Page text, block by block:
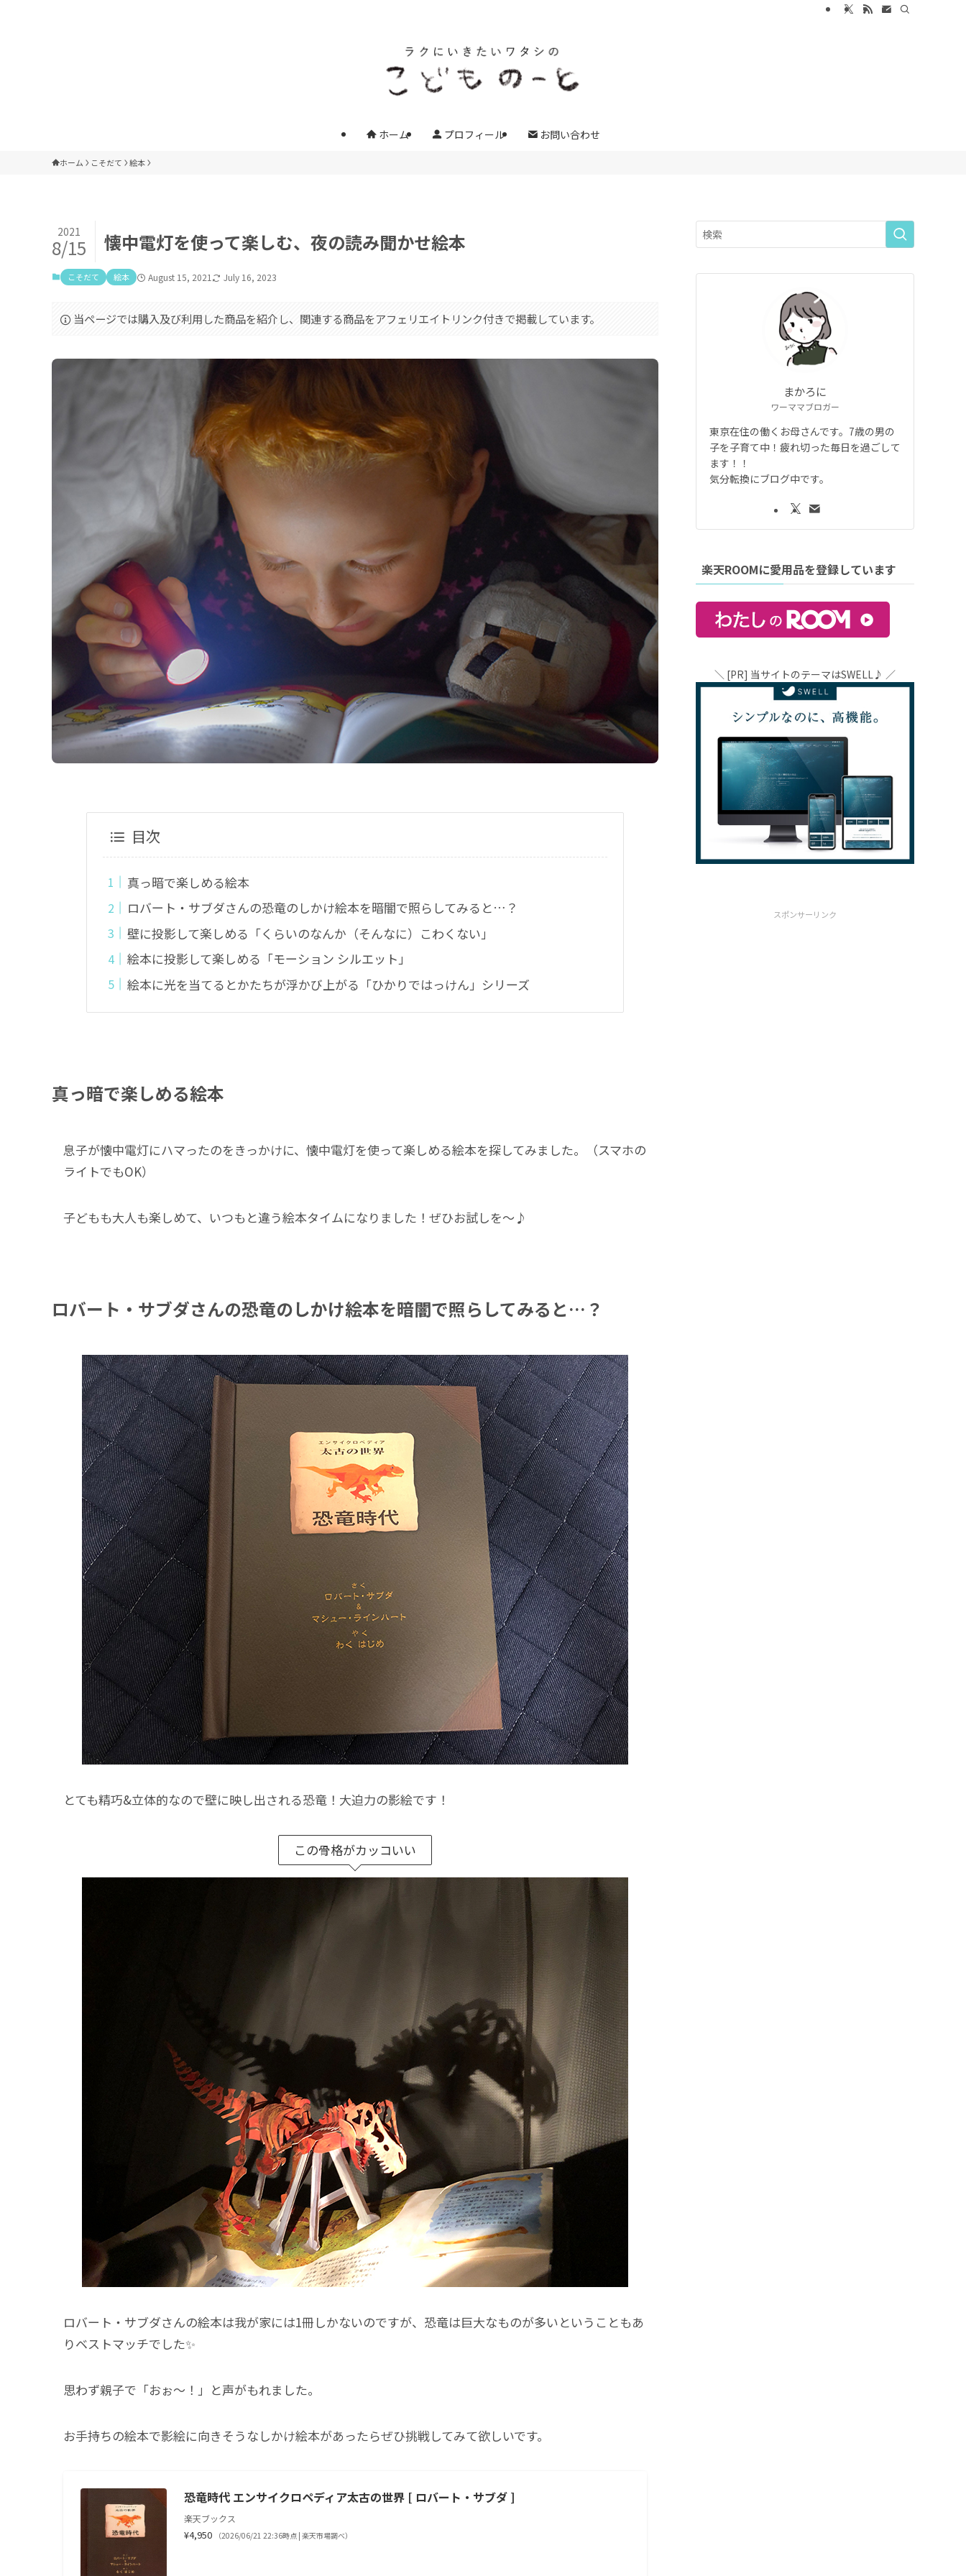
ホーム プロフィール お問い合わせ
ホーム こそだて 絵本
懐中電灯を使って楽しむ、夜の読み聞かせ絵本
2021
8/15
こそだて 絵本 August 15, 2021 July 16, 2023
当ページでは購入及び利用した商品を紹介し、関連する商品をアフェリエイトリンク付きで掲載しています。
目次
真っ暗で楽しめる絵本
ロバート・サブダさんの恐竜のしかけ絵本を暗闇で照らしてみると…？
壁に投影して楽しめる「くらいのなんか（そんなに）こわくない」
絵本に投影して楽しめる「モーション シルエット」
絵本に光を当てるとかたちが浮かび上がる「ひかりではっけん」シリーズ
真っ暗で楽しめる絵本
息子が懐中電灯にハマったのをきっかけに、懐中電灯を使って楽しめる絵本を探してみました。（スマホの
ライトでもOK）
子どもも大人も楽しめて、いつもと違う絵本タイムになりました！ぜひお試しを〜♪
ロバート・サブダさんの恐竜のしかけ絵本を暗闇で照らしてみると…？
とても精巧&立体的なので壁に映し出される恐竜！大迫力の影絵です！
この骨格がカッコいい
ロバート・サブダさんの絵本は我が家には1冊しかないのですが、恐竜は巨大なものが多いということもあ
りベストマッチでした✨
思わず親子で「おぉ〜！」と声がもれました。
お手持ちの絵本で影絵に向きそうなしかけ絵本があったらぜひ挑戦してみて欲しいです。
恐竜時代 エンサイクロペディア太古の世界 [ ロバート・サブダ ]
楽天ブックス
¥4,950 （2026/06/21 22:36時点 | 楽天市場調べ）
まかろに
ワーママブロガー
東京在住の働くお母さんです。7歳の男の
子を子育て中！疲れ切った毎日を過ごして
ます！！
気分転換にブログ中です。
楽天ROOMに愛用品を登録しています
＼ [PR] 当サイトのテーマはSWELL♪ ／
スポンサーリンク